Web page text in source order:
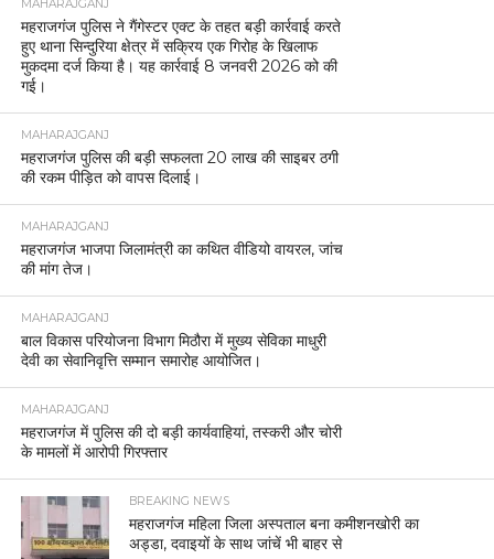
MAHARAJGANJ
महराजगंज पुलिस ने गैंगेस्टर एक्ट के तहत बड़ी कार्रवाई करते
हुए थाना सिन्दुरिया क्षेत्र में सक्रिय एक गिरोह के खिलाफ
मुकदमा दर्ज किया है। यह कार्रवाई 8 जनवरी 2026 को की
गई।
MAHARAJGANJ
महराजगंज पुलिस की बड़ी सफलता 20 लाख की साइबर ठगी
की रकम पीड़ित को वापस दिलाई।
MAHARAJGANJ
महराजगंज भाजपा जिलामंत्री का कथित वीडियो वायरल, जांच
की मांग तेज।
MAHARAJGANJ
बाल विकास परियोजना विभाग मिठौरा में मुख्य सेविका माधुरी
देवी का सेवानिवृत्ति सम्मान समारोह आयोजित।
MAHARAJGANJ
महराजगंज में पुलिस की दो बड़ी कार्यवाहियां, तस्करी और चोरी
के मामलों में आरोपी गिरफ्तार
BREAKING NEWS
महराजगंज महिला जिला अस्पताल बना कमीशनखोरी का
अड्डा, दवाइयों के साथ जांचें भी बाहर से